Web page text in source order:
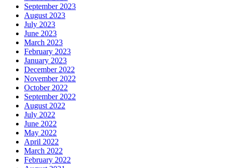
September 2023
August 2023
July 2023
June 2023
March 2023
February 2023
January 2023
December 2022
November 2022
October 2022
September 2022
August 2022
July 2022
June 2022
May 2022
April 2022
March 2022
February 2022